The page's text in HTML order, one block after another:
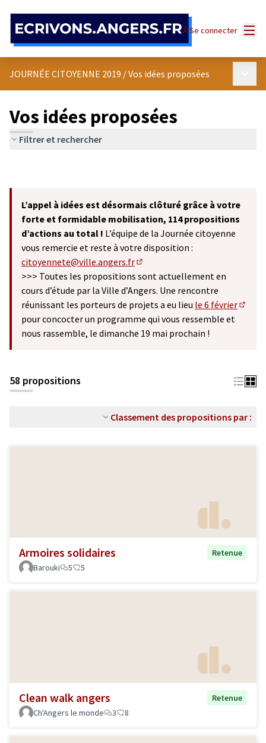
Se connecter
JOURNÉE CITOYENNE 2019 /Vos idées proposées
Vos idées proposées
Filtrer et rechercher
L’appel à idées est désormais clôturé grâce à votre
forte et formidable mobilisation, 114 propositions
d’actions au total ! L’équipe de la Journée citoyenne
vous remercie et reste à votre disposition :
citoyennete@ville.angers.fr
(S'ouvre dans un nouvel onglet)
>>> Toutes les propositions sont actuellement en
cours d’étude par la Ville d’Angers. Une rencontre
réunissant les porteurs de projets a eu lieu le 6 février
pour concocter un programme qui vous ressemble et
nous rassemble, le dimanche 19 mai prochain !
58 propositions
Classement des propositions par :
Armoires solidaires
Retenue
Barouki
5 5
Clean walk angers
Retenue
Ch'Angers le monde
3 8